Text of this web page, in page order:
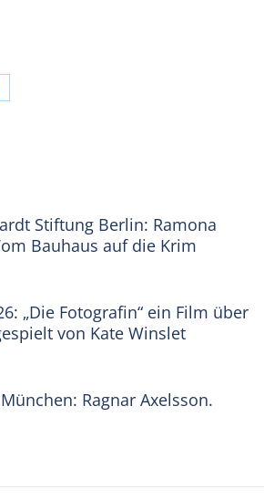
Stiftung Berlin: Ramona
Bauhaus auf die Krim
„Die Fotografin“ ein Film über
von Kate Winslet
Ragnar Axelsson.